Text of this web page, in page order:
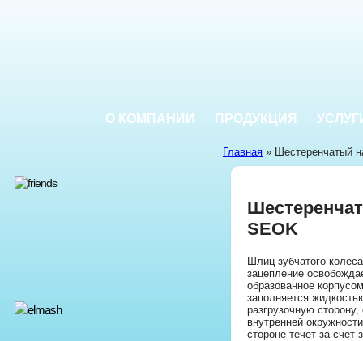
О КОМПАНИИ ПРОДУКЦИЯ
Главная » Шестеренчатый
SEOK
Шлиц зубчатого
зацепление
образованное
заполняется
разгрузочную
внутренней
стороне течет за счет